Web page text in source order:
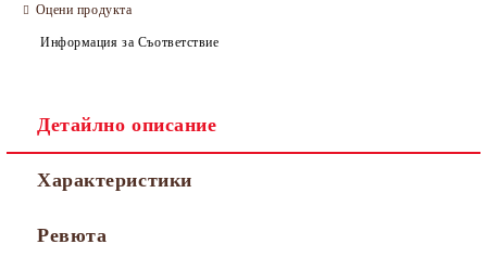
Оцени продукта
Информация за Съответствие
Детайлно описание
Характеристики
Ревюта